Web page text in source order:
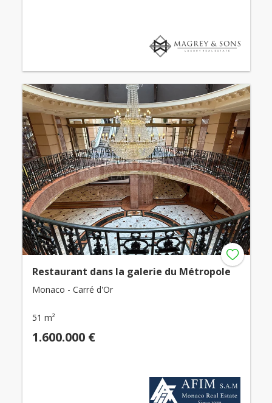
Restaurant dans la galerie du Métropole
Monaco - Carré d'Or
51 m²
1.600.000 €